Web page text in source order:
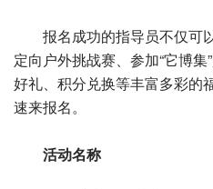
报名成功的指导员不仅可以
定向户外挑战赛、参加“它博
好礼、积分兑换等丰富多彩的
速来报名。
活动名称